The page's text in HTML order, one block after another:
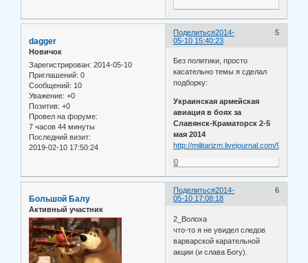
Поделиться 5
2014-
05-10 15:40:23
dagger
Новичок
Зарегистрирован: 2014-05-10
Приглашений: 0
Сообщений: 10
Уважение: +0
Позитив: +0
Провел на форуме:
7 часов 44 минуты
Последний визит:
2019-02-10 17:50:24
Без политики, просто
касательно темы я сделал
подборку:
Украинская армейская
авиация в боях за
Славянск-Краматорск 2-5
мая 2014
http://militarizm.livejournal.com/
0
Поделиться 6
2014-
05-10 17:08:18
Большой Балу
Активный участник
2_Волоха
что-то я не увидел следов
варварской карательной
акции (и слава Богу).